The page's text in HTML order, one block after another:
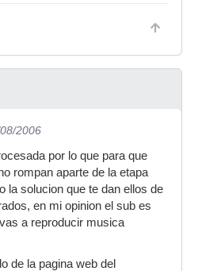
2006
por lo que para que
rompan aparte de la etapa
la solucion que te dan ellos de
en mi opinion el sub es
a reproducir musica
de la pagina web del